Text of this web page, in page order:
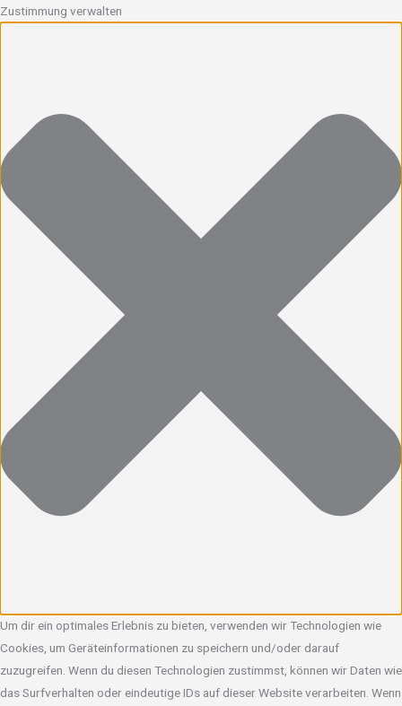
Zustimmung verwalten
Um dir ein optimales Erlebnis zu bieten, verwenden wir Technologien wie
Cookies, um Geräteinformationen zu speichern und/oder darauf
zuzugreifen. Wenn du diesen Technologien zustimmst, können wir Daten wie
das Surfverhalten oder eindeutige IDs auf dieser Website verarbeiten. Wenn